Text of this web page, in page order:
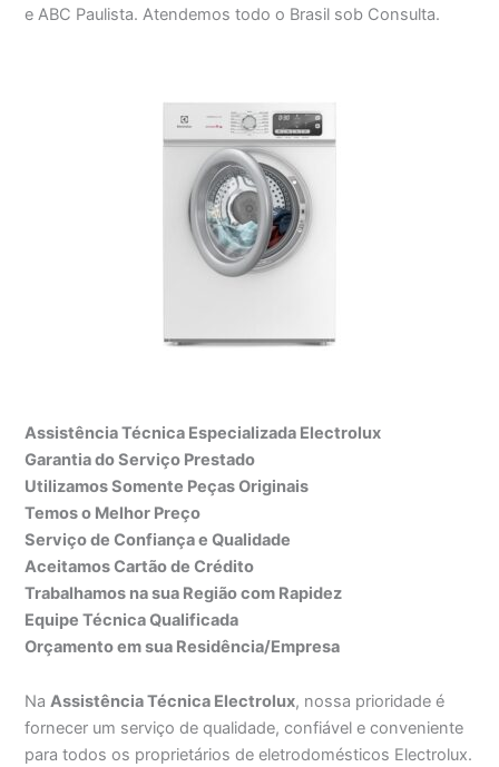
e ABC Paulista. Atendemos todo o Brasil sob Consulta.
Assistência Técnica Especializada Electrolux
Garantia do Serviço Prestado
Utilizamos Somente Peças Originais
Temos o Melhor Preço
Serviço de Confiança e Qualidade
Aceitamos Cartão de Crédito
Trabalhamos na sua Região com Rapidez
Equipe Técnica Qualificada
Orçamento em sua Residência/Empresa
NaAssistência Técnica Electrolux, nossa prioridade é
fornecer um serviço de qualidade, confiável e conveniente
para todos os proprietários de eletrodomésticos Electrolux.